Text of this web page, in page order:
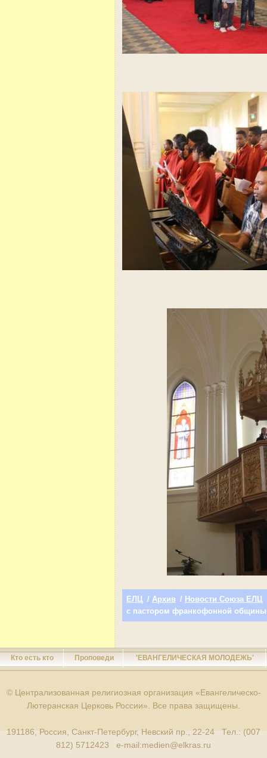
ЕЛЦ / Архив / Новости Союза ЕЛЦ
с пастором франкофонной общины
Кто есть кто Проповеди 'ЕВАНГЕЛИЧЕСКАЯ МОЛОДЕЖЬ'
© Централизованная религиозная организация «Евангелическо-
Лютеранская Церковь России». Все права защищены.
191186, Россия, Санкт-Петербург, Невский пр., 22-24 Тел.: (007
812) 5712423 e-mail:medien@elkras.ru